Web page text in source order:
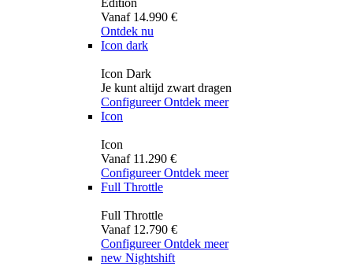
Edition
Vanaf 14.990 €
Ontdek nu
Icon dark
Icon Dark
Je kunt altijd zwart dragen
Configureer Ontdek meer
Icon
Icon
Vanaf 11.290 €
Configureer Ontdek meer
Full Throttle
Full Throttle
Vanaf 12.790 €
Configureer Ontdek meer
new Nightshift